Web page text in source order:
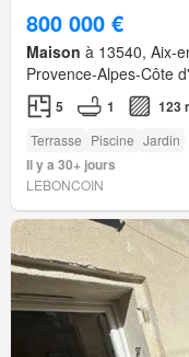
800 000 €
Maison à 13540, Aix-
Provence-Alpes-Côte
5 1 123
Terrasse Piscine Jardin
Il y a 30+ jours
LEBONCOIN